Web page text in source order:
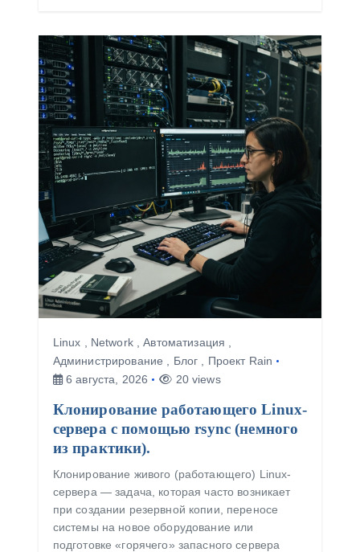
Linux Network,Автоматизация
Администрирование
Блог
Проект Rain
6 августа, 2026
20 views
Клонирование работающего Linux-
сервера с помощью rsync (немного
из практики).
Клонирование живого (работающего) Linux-
сервера — задача, которая часто возникает
при создании резервной копии, переносе
системы на новое оборудование или
подготовке «горячего» запасного сервера